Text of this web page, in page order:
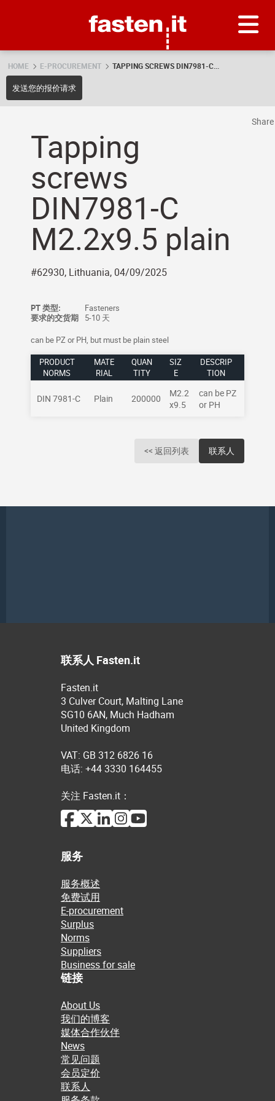
HOME E-PROCUREMENT TAPPING SCREWS DIN7981-C...
发送您的报价请求
Tapping
screws
DIN7981-C
M2.2x9.5 plain
#62930, Lithuania, 04/09/2025
PT 类型:
Fasteners
要求的交货期
5-10 天
can be PZ or PH, but must be plain steel
PRODUCT
NORMS
MATE
RIAL
QUAN
TITY
SIZ
E
DESCRIP
TION
DIN 7981-C Plain 200000
M2.2
x9.5
can be PZ
or PH
<< 返回列表 联系人
Share
联系人 Fasten.it
Fasten.it
3 Culver Court, Malting Lane
SG10 6AN, Much Hadham
United Kingdom
VAT: GB 312 6826 16
电话: +44 3330 164455
关注 Fasten.it：
服务
服务概述
免费试用
E-procurement
Surplus
Norms
Suppliers
Business for sale
链接
About Us
我们的博客
媒体合作伙伴
News
常见问题
会员定价
联系人